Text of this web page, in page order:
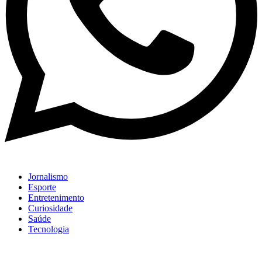
Jornalismo
Esporte
Entretenimento
Curiosidade
Saúde
Tecnologia